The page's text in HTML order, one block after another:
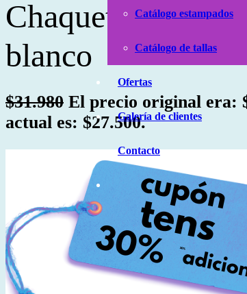
Catálogo estampados
Catálogo de tallas
Ofertas
Galería de clientes
Contacto
Chaqueta Abigail
blanco
$31.980 El precio original era:
actual es: $27.500.